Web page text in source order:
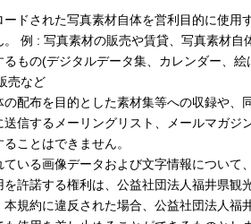
ードされた写真素材自体を営利目的に使用
。 例 : 写真素材の販売や賃貸、写真素材自
るもの(デジタルデータ集、カレンダー、絵
売など
の配布を目的とした素材集等への収録や、
送信するメーリングリスト、メールマガジ
ることはできません。
ている画像データおよび文字情報について
を許諾する権利は、公益社団法人福井県観
本規約に違反された場合、公益社団法人福